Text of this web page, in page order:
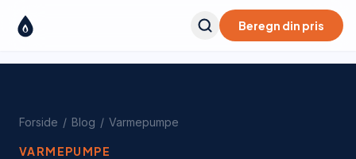
Beregn din pris
Forside / Blog / Varmepumpe
VARMEPUMPE